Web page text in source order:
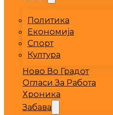
Политика
Економија
Спорт
Култура
Ново Во Градот
Огласи За Работа
Хроника
Забава